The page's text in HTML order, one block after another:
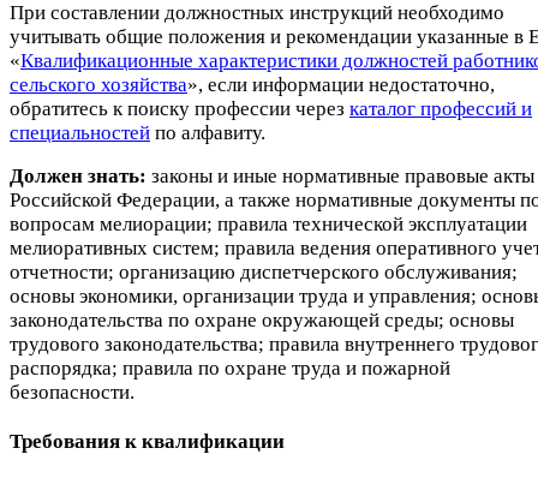
При составлении должностных инструкций необходимо
учитывать общие положения и рекомендации указанные в
«Квалификационные характеристики должностей
сельского хозяйства», если информации недостаточно,
обратитесь к поиску профессии через каталог профессий и
специальностей по алфавиту.
Должен знать: законы и иные нормативные правовые акты
Российской Федерации, а также нормативные документы
вопросам мелиорации; правила технической эксплуатации
мелиоративных систем; правила ведения оперативного
отчетности; организацию диспетчерского обслуживания;
основы экономики, организации труда и управления;
законодательства по охране окружающей среды; основы
трудового законодательства; правила внутреннего
распорядка; правила по охране труда и пожарной
безопасности.
Требования к квалификации